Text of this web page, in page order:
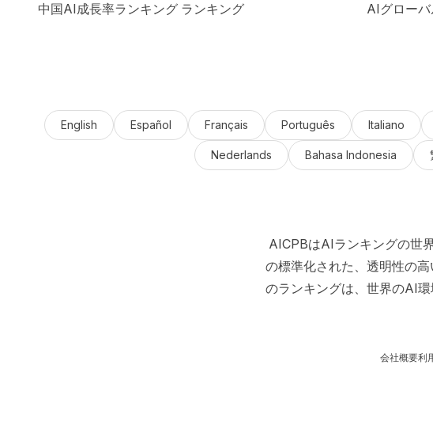
中国AI成長率ランキング ランキング
AIグロー
English Español Français Português Italiano
Nederlands Bahasa Indonesia
AICPBはAIランキングの世
の標準化された、透明性の
のランキングは、世界のAI
会社概要利